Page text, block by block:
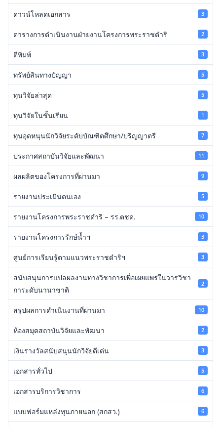
ดาวน์โหลดเอกสาร 3
ตารางการดำเนินงานฝ่ายงานโครงการพระราชดำริ 2
ตีพิมพ์ 3
ทรัพย์สินทางปัญญา 5
ทุนวิจัยล่าสุด 5
ทุนวิจัยในชั้นเรียน 1
ทุนอุดหนุนนักวิจัยระดับบัณฑิตศึกษา/ปริญญาตรี 7
ประกาศสถาบันวิจัยและพัฒนา 11
ผลผลิตของโครงการที่ผ่านมา 9
รายงานประเมินตนเอง 5
รายงานโครงการพระราชดำริ – รร.ตชด. 10
รายงานโครงการรักษ์น้ำฯ 3
ศูนย์การเรียนรู้ตามแนวพระราชดำริฯ 3
สนับสนุนการแปลผลงานทางวิชาการเพื่อเผยแพร่ในวารวิชา
การะดับนานาชาติ
2
สรุปผลการดำเนินงานที่ผ่านมา 10
ห้องสมุดสถาบันวิจัยและพัฒนา 2
เงินรางวัลสนับสนุนนักวิจัยดีเด่น 3
เอกสารทั่วไป 5
เอกสารบริการวิชาการ 6
แบบฟอร์มแหล่งทุนภายนอก (สกสว.) 6